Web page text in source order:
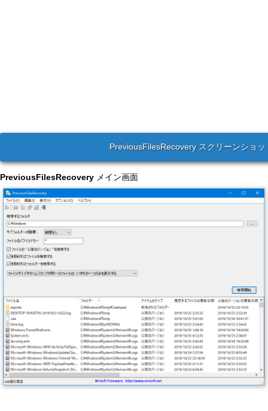
PreviousFilesRecovery スクリーンショッ
PreviousFilesRecovery メイン画面